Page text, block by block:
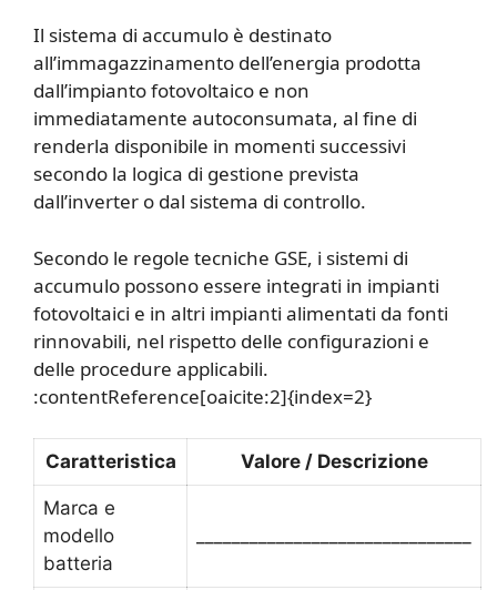
Il sistema di accumulo è destinato
all’immagazzinamento dell’energia prodotta
dall’impianto fotovoltaico e non
immediatamente autoconsumata, al fine di
renderla disponibile in momenti successivi
secondo la logica di gestione prevista
dall’inverter o dal sistema di controllo.
Secondo le regole tecniche GSE, i sistemi di
accumulo possono essere integrati in impianti
fotovoltaici e in altri impianti alimentati da fonti
rinnovabili, nel rispetto delle configurazioni e
delle procedure applicabili.
:contentReference[oaicite:2]{index=2}
Caratteristica Valore / Descrizione
Marca e
modello
batteria